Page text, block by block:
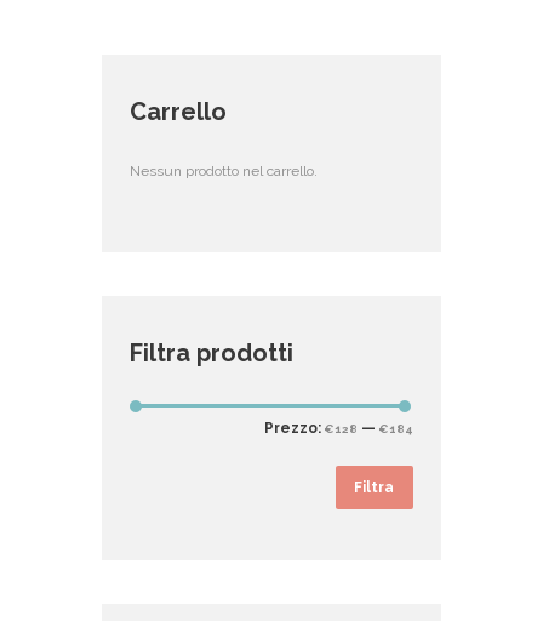
Carrello
Nessun prodotto nel carrello.
Filtra prodotti
Filtra
Prezzo: €128 — €184